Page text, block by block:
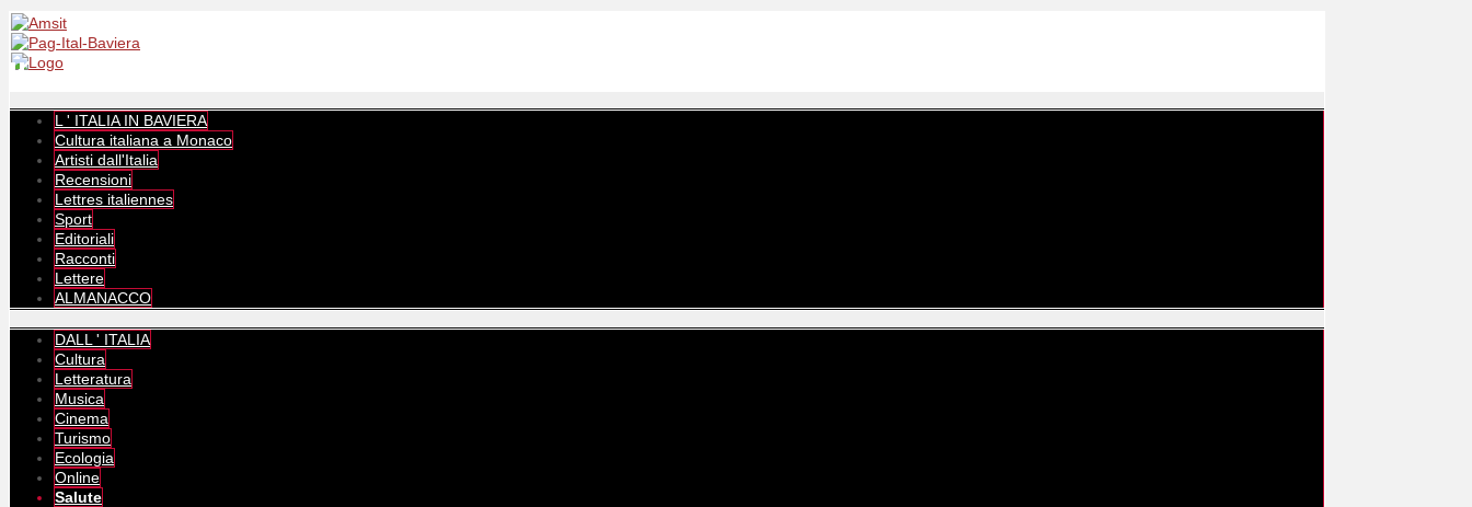
L ' ITALIA IN BAVIERA
Cultura italiana a Monaco
Artisti dall'Italia
Recensioni
Lettres italiennes
Sport
Editoriali
Racconti
Lettere
ALMANACCO
DALL ' ITALIA
Cultura
Letteratura
Musica
Cinema
Turismo
Ecologia
Online
Salute